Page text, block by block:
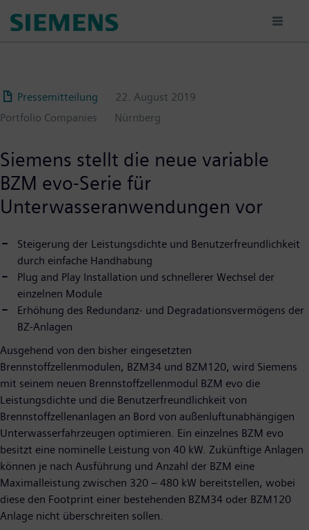
para
Pressemitteilung
22. August 2019
Portfolio Companies
Nürnberg
Siemens stellt die neue variable
BZM evo-Serie für
Unterwasseranwendungen vor
Steigerung der Leistungsdichte und Benutzerfreundlichkeit
durch einfache Handhabung
Plug and Play Installation und schnellerer Wechsel der
einzelnen Module
Erhöhung des Redundanz- und Degradationsvermögens der
BZ-Anlagen
Ausgehend von den bisher eingesetzten
Brennstoffzellenmodulen, BZM34 und BZM120, wird Siemens
mit seinem neuen Brennstoffzellenmodul BZM evo die
Leistungsdichte und die Benutzerfreundlichkeit von
Brennstoffzellenanlagen an Bord von außenluftunabhängigen
Unterwasserfahrzeugen optimieren. Ein einzelnes BZM evo
besitzt eine nominelle Leistung von 40 kW. Zukünftige Anlagen
können je nach Ausführung und Anzahl der BZM eine
Maximalleistung zwischen 320 – 480 kW bereitstellen, wobei
diese den Footprint einer bestehenden BZM34 oder BZM120
Anlage nicht überschreiten sollen.